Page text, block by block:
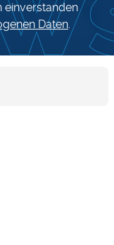
einverstanden
Daten.